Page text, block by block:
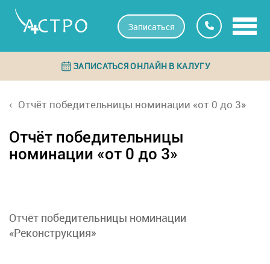
Записаться
ЗАПИСАТЬСЯ ОНЛАЙН В КАЛУГУ
Отчёт победительницы номинации «от 0 до 3»
Отчёт победительницы
номинации «от 0 до 3»
Отчёт победительницы номинации
«Реконструкция»